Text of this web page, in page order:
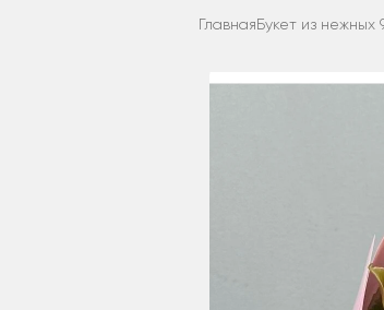
Главная Букет из нежных